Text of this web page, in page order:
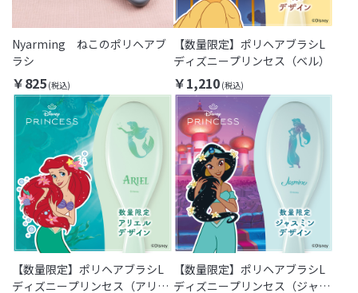
Nyarming ねこのポリヘアブ
ラシ
￥825
【数量限定】ポリヘアブラシL
ディズニープリンセス（ベル）
￥1,210
【数量限定】ポリヘアブラシL
ディズニープリンセス（アリエ
【数量限定】ポリヘアブラシL
ディズニープリンセス（ジャス